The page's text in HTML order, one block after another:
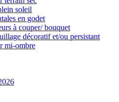
soleil
en godet
à couper/ bouquet
décoratif et/ou persistant
mi-ombre